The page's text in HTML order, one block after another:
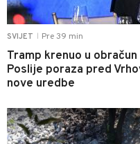
SVIJET Pre 39 min
Tramp krenuo u
Poslije poraza pred
nove uredbe